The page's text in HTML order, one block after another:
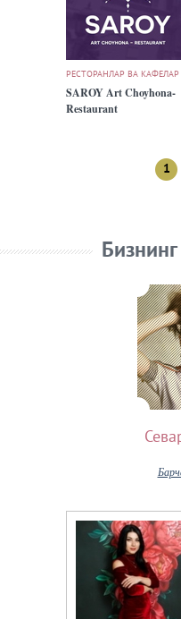
РЕСТОРАНЛАР ВА КАФЕЛАР
SAROY Art Choyhona-
Restaurant
1